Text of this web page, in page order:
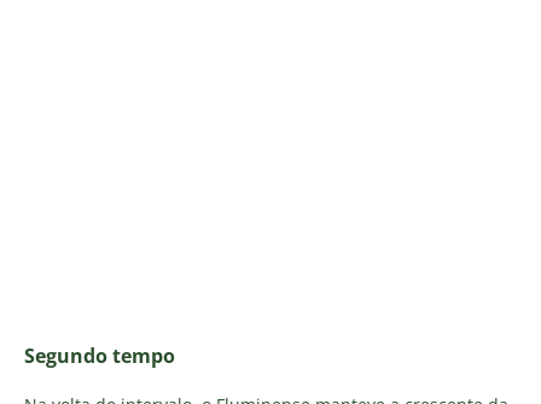
Segundo tempo